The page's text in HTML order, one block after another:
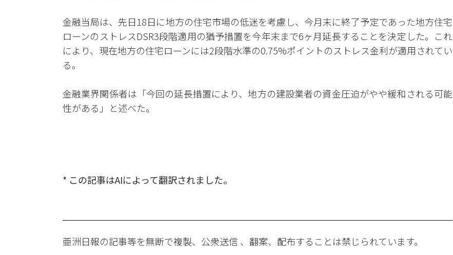
金融当局は、先日18日に地方の住宅市場の低迷を考慮し、今月末に終了予定であった地方住宅
ローンのストレスDSR3段階適用の猶予措置を今年末まで6ヶ月延長することを決定した。これ
により、現在地方の住宅ローンには2段階水準の0.75%ポイントのストレス金利が適用されてい
る。
金融業界関係者は「今回の延長措置により、地方の建設業者の資金圧迫がやや緩和される可能
性がある」と述べた。
* この記事はAIによって翻訳されました。
亜洲日報の記事等を無断で複製、公衆送信 、翻案、配布することは禁じられています。